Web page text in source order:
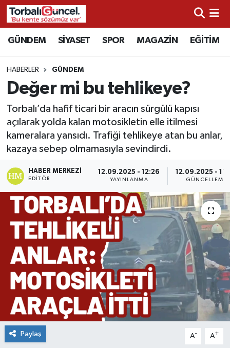
GÜNDEM SİYASET SPOR MAGAZİN EĞİTİM
HABERLER GÜNDEM
Değer mi bu tehlikeye?
Torbalı’da hafif ticari bir aracın sürgülü kapısı
açılarak yolda kalan motosikletin elle itilmesi
kameralara yansıdı. Trafiği tehlikeye atan bu anlar,
kazaya sebep olmamasıyla sevindirdi.
HABER MERKEZI
EDITÖR
12.09.2025 - 12:26
YAYINLANMA
12.09.2025 -
GÜNCELLEME
Paylaş A- A+
İzmir Nöbetçi Eczaneler
İzmir Hava Durumu
İzmir Namaz Vakitleri
İzmir Trafik Yoğunluk Haritası
Süper Lig Puan Durumu ve Fikstür
Tüm Manşetler
Son Dakika Haberleri
Haber Arşivi